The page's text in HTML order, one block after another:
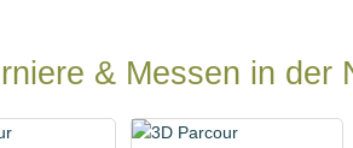
& Messen in der